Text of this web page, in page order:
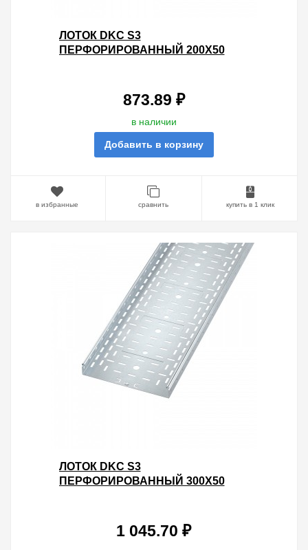
ЛОТОК DKC S3
ПЕРФОРИРОВАННЫЙ 200Х50
873.89 ₽
в наличии
Добавить в корзину
в избранные сравнить купить в 1 клик
ЛОТОК DKC S3
ПЕРФОРИРОВАННЫЙ 300Х50
1 045.70 ₽